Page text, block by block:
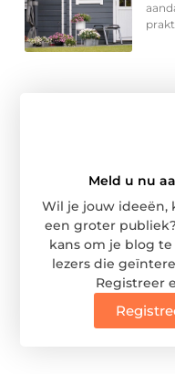
Meld u nu
Wil je jouw ideeën,
een groter
kans om je blog
lezers die
Registreer